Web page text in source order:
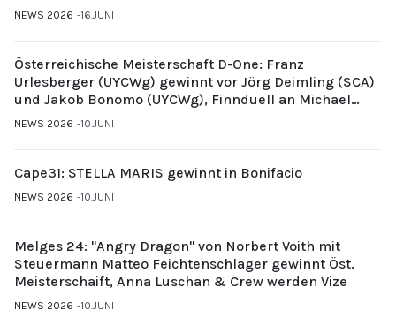
NEWS 2026 16.JUNI
Österreichische Meisterschaft D-One: Franz
Urlesberger (UYCWg) gewinnt vor Jörg Deimling (SCA)
und Jakob Bonomo (UYCWg), Finnduell an Michael
Gubi (UYCMo)
NEWS 2026 10.JUNI
Cape31: STELLA MARIS gewinnt in Bonifacio
NEWS 2026 10.JUNI
Melges 24: "Angry Dragon" von Norbert Voith mit
Steuermann Matteo Feichtenschlager gewinnt Öst.
Meisterschaift, Anna Luschan & Crew werden Vize
NEWS 2026 10.JUNI